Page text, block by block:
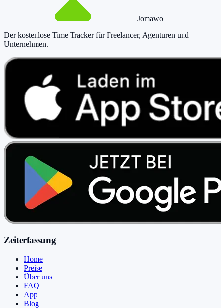
Jomawo
Der kostenlose Time Tracker für Freelancer, Agenturen und
Unternehmen.
Zeiterfassung
Home
Preise
Über uns
FAQ
App
Blog